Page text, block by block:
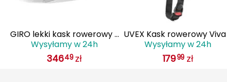
Katadyn
Kavu
GIRO lekki kask rowerowy z
systemem wentylacji AGILIS
biały
Wysyłamy w 24h
34649 zł
UVEX Kask rowerowy
czarny
Wysyłamy w 24h
17999 zł